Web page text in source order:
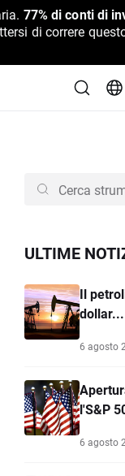
77% di conti di
di correre
ULTIME
Il
dollar...
6 agosto
l'S&P
6 agosto